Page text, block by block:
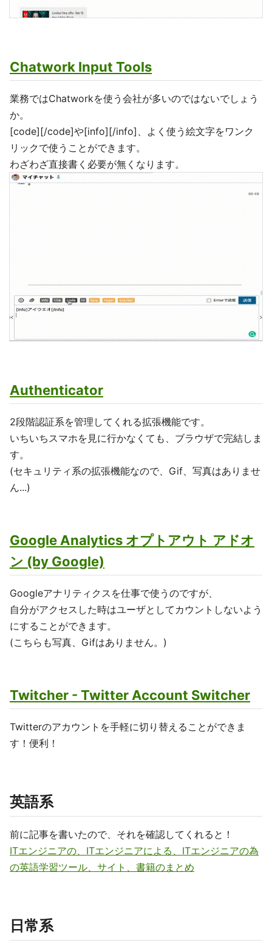
Chatwork Input Tools
業務ではChatworkを使う会社が多いのではないでしょう
か。
[code][/code]や[info][/info]、よく使う絵文字をワンク
リックで使うことができます。
わざわざ直接書く必要が無くなります。
Authenticator
2段階認証系を管理してくれる拡張機能です。
いちいちスマホを見に行かなくても、ブラウザで完結しま
す。
(セキュリティ系の拡張機能なので、Gif、写真はありませ
ん...)
Google Analytics オプトアウト アドオ
ン (by Google)
Googleアナリティクスを仕事で使うのですが、
自分がアクセスした時はユーザとしてカウントしないよう
にすることができます。
(こちらも写真、Gifはありません。)
Twitcher - Twitter Account Switcher
Twitterのアカウントを手軽に切り替えることができま
す！便利！
英語系
前に記事を書いたので、それを確認してくれると！
ITエンジニアの、ITエンジニアによる、ITエンジニアの為
の英語学習ツール、サイト、書籍のまとめ
日常系